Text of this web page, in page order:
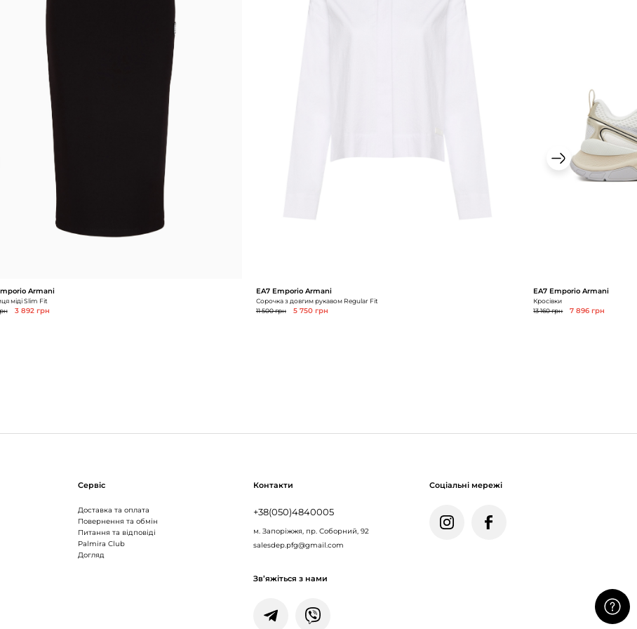
Armani
міді Slim Fit
3 892 грн
EA7 Emporio Armani
Сорочка з довгим рукавом Regular Fit
11 500 грн
5 750 грн
EA7 Emporio Armani
Кросівки
13 160 грн
7 896 грн
Сервіс
Доставка та оплата
Повернення та обмін
Питання та відповіді
Palmira Club
Догляд
Контакти
+38(050)4840005
м. Запоріжжя, пр. Соборний, 92
salesdep.pfg@gmail.com
Зв’яжіться з нами
Соціальні мережі